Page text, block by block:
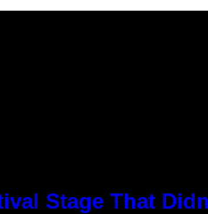
Stage That